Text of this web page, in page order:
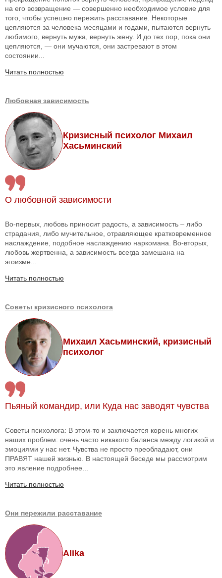
на его возвращение — совершенно необходимое условие для
того, чтобы успешно пережить расставание. Некоторые
цепляются за человека месяцами и годами, пытаются вернуть
любимого, вернуть мужа, вернуть жену. И до тех пор, пока они
цепляются, — они мучаются, они застревают в этом
состоянии...
Читать полностью
Любовная зависимость
Кризисный психолог Михаил
Хасьминский
О любовной зависимости
Во-первых, любовь приносит радость, а зависимость – либо
страдания, либо мучительное, отравляющее кратковременное
наслаждение, подобное наслаждению наркомана. Во-вторых,
любовь жертвенна, а зависимость всегда замешана на
эгоизме...
Читать полностью
Советы кризисного психолога
Михаил Хасьминский, кризисный
психолог
Пьяный командир, или Куда нас заводят чувства
Советы психолога: В этом-то и заключается корень многих
наших проблем: очень часто никакого баланса между логикой и
эмоциями у нас нет. Чувства не просто преобладают, они
ПРАВЯТ нашей жизнью. В настоящей беседе мы рассмотрим
это явление подробнее...
Читать полностью
Они пережили расставание
Alika